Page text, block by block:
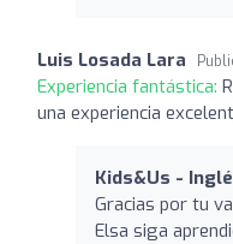
Luis Losada Lara
Experiencia fantástica:
una experiencia
Kids&Us -
Gracias por tu
Elsa siga